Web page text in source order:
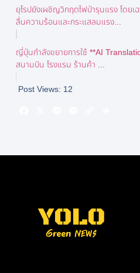
ยุโรปยังเผชิญวิกฤตไฟป่ารุนแรง โดยเ
ลื่นความร้อนและกระแสลมแรง...
ญี่ปุ่นกำลังขยายการใช้ **AI
สนามบิน โรงแรม ร้านค้า ...
Post Views: 12